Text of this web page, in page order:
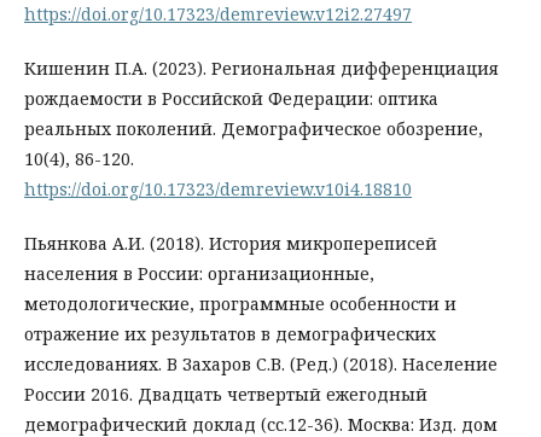
https://doi.org/10.17323/demreview.v12i2.27497
Кишенин П.А. (2023). Региональная дифференциация
рождаемости в Российской Федерации: оптика
реальных поколений. Демографическое обозрение,
10(4), 86-120.
https://doi.org/10.17323/demreview.v10i4.18810
Пьянкова А.И. (2018). История микропереписей
населения в России: организационные,
методологические, программные особенности и
отражение их результатов в демографических
исследованиях. В Захаров С.В. (Ред.) (2018). Население
России 2016. Двадцать четвертый ежегодный
демографический доклад (сс.12-36). Москва: Изд. дом